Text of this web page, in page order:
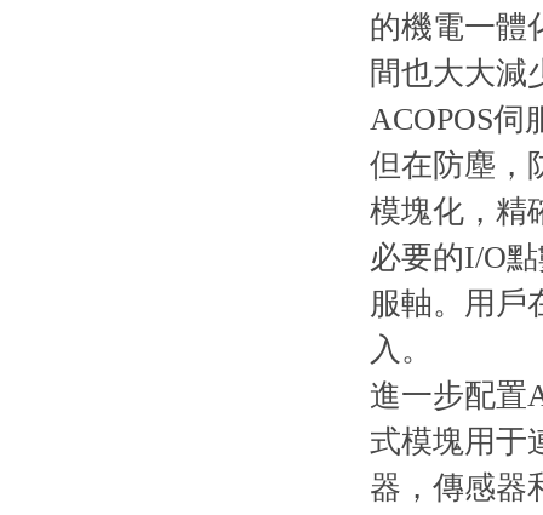
的機電一體
間也大大減
ACOPOS伺
但在防塵，
模塊化
必要的I/O點
服軸。用戶
入。
進一步配置
式模塊用于
器，傳